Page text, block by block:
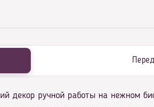
декор ручной работы на нежном